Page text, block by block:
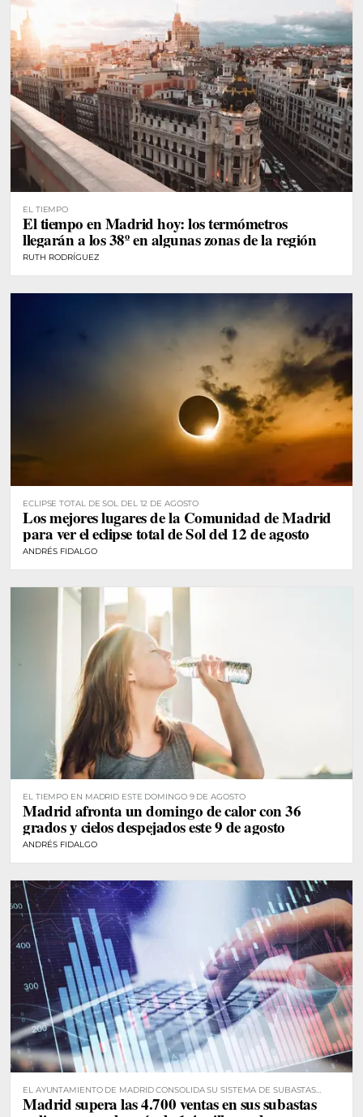
EL TIEMPO
El tiempo en Madrid hoy: los termómetros
llegarán a los 38º en algunas zonas de la región
RUTH RODRÍGUEZ
ECLIPSE TOTAL DE SOL DEL 12 DE AGOSTO
Los mejores lugares de la Comunidad de Madrid
para ver el eclipse total de Sol del 12 de agosto
ANDRÉS FIDALGO
EL TIEMPO EN MADRID ESTE DOMINGO 9 DE AGOSTO
Madrid afronta un domingo de calor con 36
grados y cielos despejados este 9 de agosto
ANDRÉS FIDALGO
EL AYUNTAMIENTO DE MADRID CONSOLIDA SU SISTEMA DE SUBASTAS
DIGITALES
Madrid supera las 4.700 ventas en sus subastas